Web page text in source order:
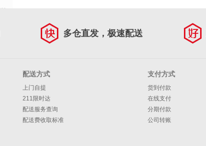
多仓直发，极速配送
配送方式
上门自提
211限时达
配送服务查询
配送费收取标准
支付方式
货到付款
在线支付
分期付款
公司转账